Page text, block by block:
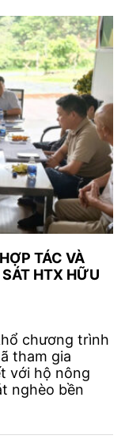
TÁC VÀ
SÁT HTX HỮU
chương trình
tham gia
với hộ nông
nghèo bền